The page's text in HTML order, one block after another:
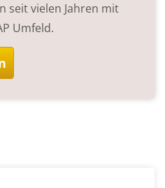
seit vielen Jahren mit
Umfeld.